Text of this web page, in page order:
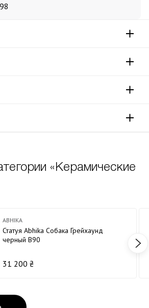
«Керамические
ABHIKA
Статуя Abhika Собака Грейхаунд
черный В90
31 200 ₴